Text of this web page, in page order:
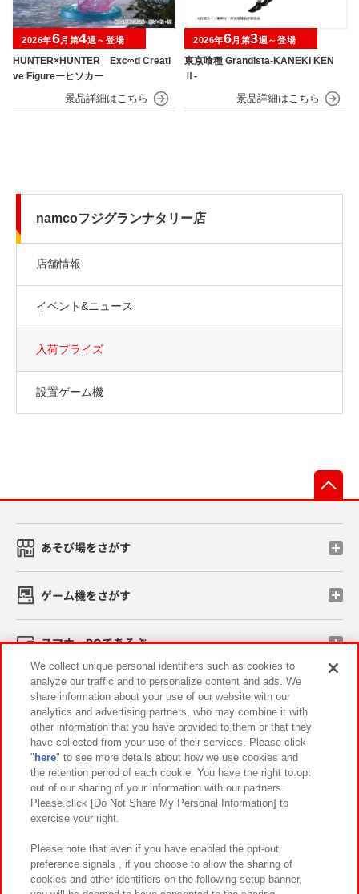
HUNTER×HUNTER Exc∞d Creati
ve Figureーヒソカー
2026年6月第4週～登場
東京喰種 Grandista-KANEKI KEN
Ⅱ-
2026年6月第3週～登場
namcoフジグランナタリー店
店舗情報
イベント&ニュース
入荷プライズ
設置ゲーム機
あそび場をさがす
ゲーム機をさがす
スマホ・PCであそぶ
イベント・キャンペーン
関連会社 サステナビリティ サイトポリシー
プライバシーポリシー ウェブアクセシビリティ方針と検証結果
お取引先さまとともに
カスタマーハラスメント対応方針 よくあるご質問・お問い合わせ
We collect unique personal identifiers such as cookies to
analyze our traffic and to personalize content and ads. We
share information about your use of our website with our
analytics and advertising partners, who may combine it with
other information that you have provided to them or that they
have collected from your use of their services. Please click
" here" to see more details about how we use cookies and
the retention period of each cookie. You have the right to opt
out of our sharing of your information with our partners.
Please click [Do Not Share My Personal Information] to
exercise your right.
Please note that even if you have enabled the opt-out
preference signals , if you choose to allow the sharing of
cookies and other identifiers on the following setup banner,